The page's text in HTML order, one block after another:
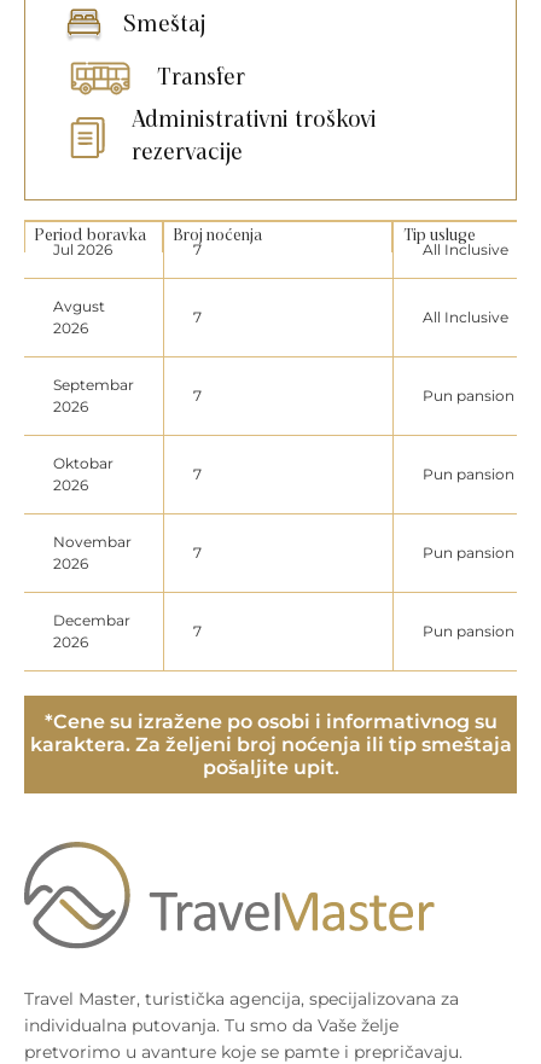
Smeštaj
Transfer
Administrativni troškovi
rezervacije
Period boravka Broj noćenja Tip usluge
Jul 2026 7 All Inclusive
Avgust
2026
7 All Inclusive
Septembar
2026
7 Pun pansion
Oktobar
2026
7 Pun pansion
Novembar
2026
7 Pun pansion
Decembar
2026
7 Pun pansion
*Cene su izražene po osobi i informativnog su
karaktera. Za željeni broj noćenja ili tip smeštaja
pošaljite upit.
Travel Master, turistička agencija, specijalizovana za
individualna putovanja. Tu smo da Vaše želje
pretvorimo u avanture koje se pamte i prepričavaju.